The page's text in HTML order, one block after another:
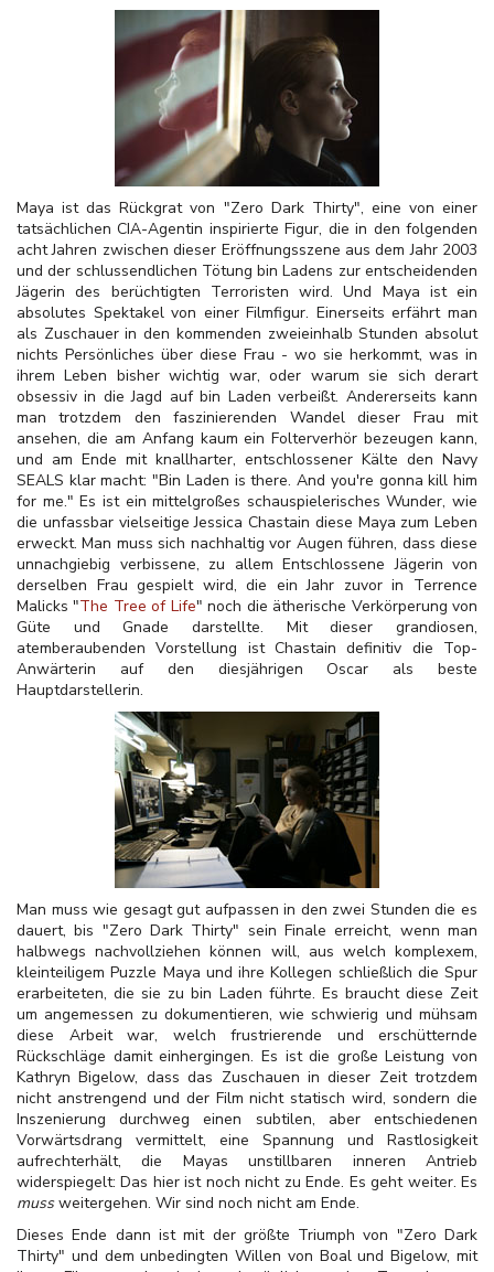
Maya ist das Rückgrat von "Zero Dark Thirty", eine von einer
tatsächlichen CIA-Agentin inspirierte Figur, die in den folgenden
acht Jahren zwischen dieser Eröffnungsszene aus dem Jahr 2003
und der schlussendlichen Tötung bin Ladens zur entscheidenden
Jägerin des berüchtigten Terroristen wird. Und Maya ist ein
absolutes Spektakel von einer Filmfigur. Einerseits erfährt man
als Zuschauer in den kommenden zweieinhalb Stunden absolut
nichts Persönliches über diese Frau - wo sie herkommt, was in
ihrem Leben bisher wichtig war, oder warum sie sich derart
obsessiv in die Jagd auf bin Laden verbeißt. Andererseits kann
man trotzdem den faszinierenden Wandel dieser Frau mit
ansehen, die am Anfang kaum ein Folterverhör bezeugen kann,
und am Ende mit knallharter, entschlossener Kälte den Navy
SEALS klar macht: "Bin Laden is there. And you're gonna kill him
for me." Es ist ein mittelgroßes schauspielerisches Wunder, wie
die unfassbar vielseitige Jessica Chastain diese Maya zum Leben
erweckt. Man muss sich nachhaltig vor Augen führen, dass diese
unnachgiebig verbissene, zu allem Entschlossene Jägerin von
derselben Frau gespielt wird, die ein Jahr zuvor in Terrence
Malicks "The Tree of Life" noch die ätherische Verkörperung von
Güte und Gnade darstellte. Mit dieser grandiosen,
atemberaubenden Vorstellung ist Chastain definitiv die Top-
Anwärterin auf den diesjährigen Oscar als beste
Hauptdarstellerin.
Man muss wie gesagt gut aufpassen in den zwei Stunden die es
dauert, bis "Zero Dark Thirty" sein Finale erreicht, wenn man
halbwegs nachvollziehen können will, aus welch komplexem,
kleinteiligem Puzzle Maya und ihre Kollegen schließlich die Spur
erarbeiteten, die sie zu bin Laden führte. Es braucht diese Zeit
um angemessen zu dokumentieren, wie schwierig und mühsam
diese Arbeit war, welch frustrierende und erschütternde
Rückschläge damit einhergingen. Es ist die große Leistung von
Kathryn Bigelow, dass das Zuschauen in dieser Zeit trotzdem
nicht anstrengend und der Film nicht statisch wird, sondern die
Inszenierung durchweg einen subtilen, aber entschiedenen
Vorwärtsdrang vermittelt, eine Spannung und Rastlosigkeit
aufrechterhält, die Mayas unstillbaren inneren Antrieb
widerspiegelt: Das hier ist noch nicht zu Ende. Es geht weiter. Es
mussweitergehen. Wir sind noch nicht am Ende.
Dieses Ende dann ist mit der größte Triumph von "Zero Dark
Thirty" und dem unbedingten Willen von Boal und Bigelow, mit